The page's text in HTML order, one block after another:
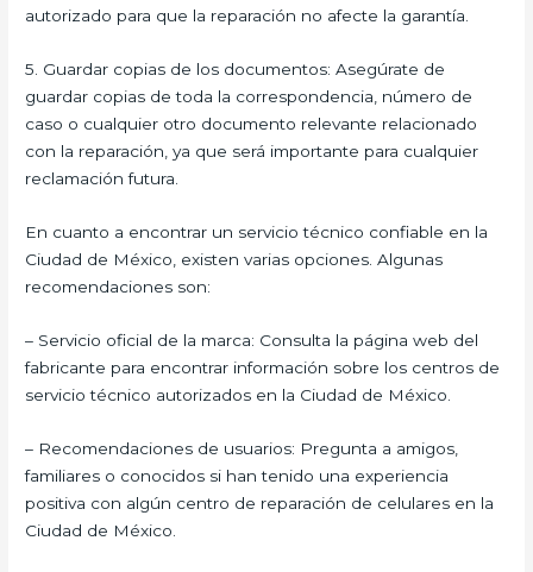
autorizado para que la reparación no afecte la garantía.
5. Guardar copias de los documentos: Asegúrate de
guardar copias de toda la correspondencia, número de
caso o cualquier otro documento relevante relacionado
con la reparación, ya que será importante para cualquier
reclamación futura.
En cuanto a encontrar un servicio técnico confiable en la
Ciudad de México, existen varias opciones. Algunas
recomendaciones son:
– Servicio oficial de la marca: Consulta la página web del
fabricante para encontrar información sobre los centros de
servicio técnico autorizados en la Ciudad de México.
– Recomendaciones de usuarios: Pregunta a amigos,
familiares o conocidos si han tenido una experiencia
positiva con algún centro de reparación de celulares en la
Ciudad de México.